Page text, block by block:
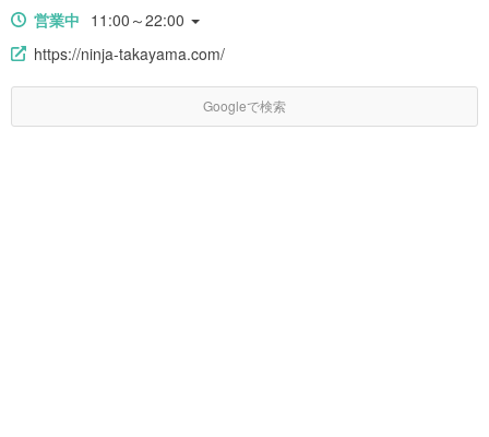
営業中 11:00～22:00
https://ninja-takayama.com/
Googleで検索